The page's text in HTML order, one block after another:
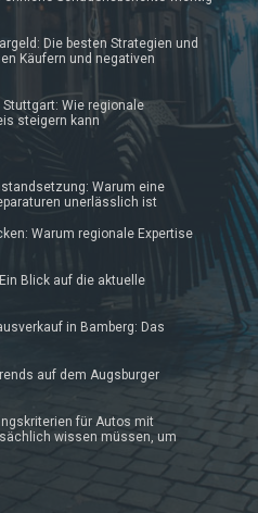
Die besten Strategien und
Käufern und negativen
Wie regionale
steigern kann
Warum eine
unerlässlich ist
Warum regionale Expertise
Blick auf die aktuelle
in Bamberg: Das
auf dem Augsburger
für Autos mit
wissen müssen, um